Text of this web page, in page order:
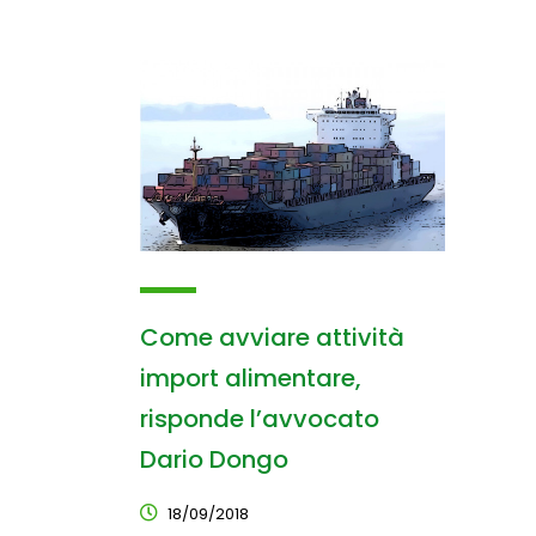
Come avviare attività
import alimentare,
risponde l’avvocato
Dario Dongo
18/09/2018